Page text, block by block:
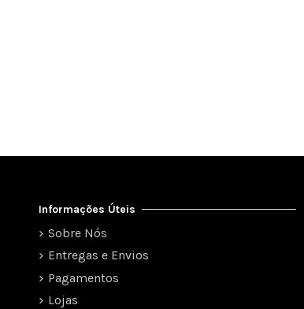
Informações Úteis
Sobre Nós
Entregas e Envios
Pagamentos
Lojas